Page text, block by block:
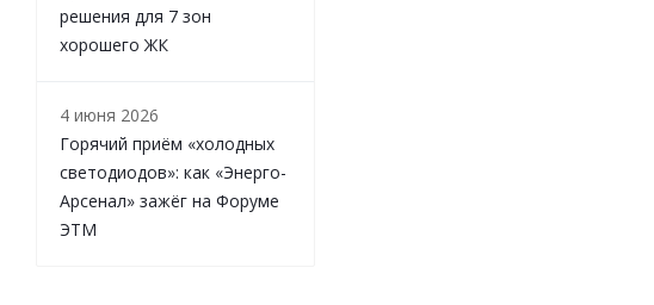
решения для 7 зон
хорошего ЖК
4 июня 2026
Горячий приём «холодных
светодиодов»: как «Энерго-
Арсенал» зажёг на Форуме
ЭТМ